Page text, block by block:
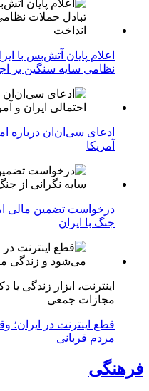
اعلام پایان آتش‌بس با
نظامی سایه سنگین بر
ادعای سی‌ان‌ان درباره
آمریکا
درخواست تضمین مالی
جنگ با ایران
اینترنت، ابزار زندگی
مجازات جمعی
قطع اینترنت در ایران؛
مردم قربانی
فرهنگی